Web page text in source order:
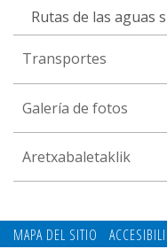
Rutas de las aguas
Transportes
Galería de fotos
Aretxabaletaklik
MAPA DEL SITIO